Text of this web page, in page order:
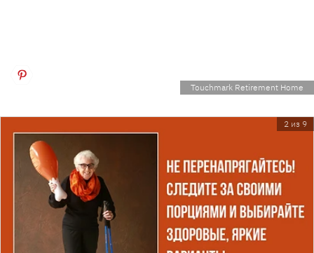
Touchmark Retirement Home
2 из 9